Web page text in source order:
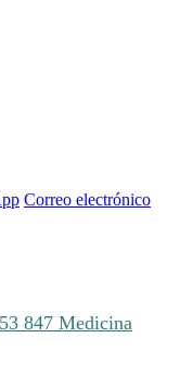
Correo electrónico
847 Medicina